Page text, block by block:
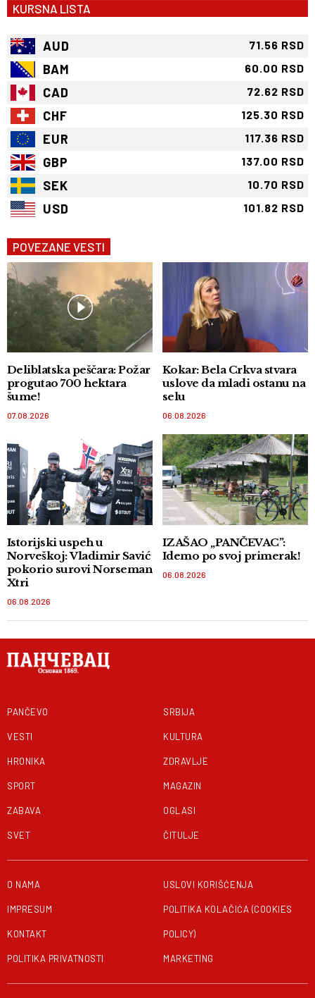
KURSNA LISTA
AUD 71.56 RSD
BAM 60.00 RSD
CAD 72.62 RSD
CHF 125.30 RSD
EUR 117.36 RSD
GBP 137.00 RSD
SEK 10.70 RSD
USD 101.82 RSD
POVEZANE VESTI
Deliblatska peščara: Požar
progutao 700 hektara
šume!
07.08.2026
Kokar: Bela Crkva stvara
uslove da mladi ostanu na
selu
06.08.2026
Istorijski uspeh u
Norveškoj: Vladimir Savić
pokorio surovi Norseman
Xtri
06.08.2026
IZAŠAO „PANČEVAC”:
Idemo po svoj primerak!
06.08.2026
PANČEVO
VESTI
HRONIKA
SPORT
ZABAVA
SVET
SRBIJA
KULTURA
ZDRAVLJE
MAGAZIN
OGLASI
ČITULJE
O NAMA
IMPRESUM
KONTAKT
POLITIKA PRIVATNOSTI
USLOVI KORIŠĆENJA
POLITIKA KOLAČIĆA (COOKIES
POLICY)
MARKETING